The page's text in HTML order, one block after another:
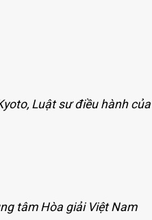
Luật sư điều hành
tâm Hòa giải Việt Nam